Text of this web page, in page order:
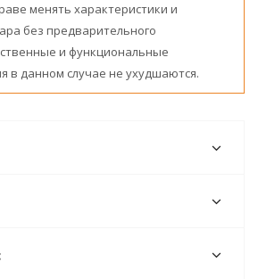
менять характеристики и
без предварительного
и функциональные
в данном случае не ухудшаются.